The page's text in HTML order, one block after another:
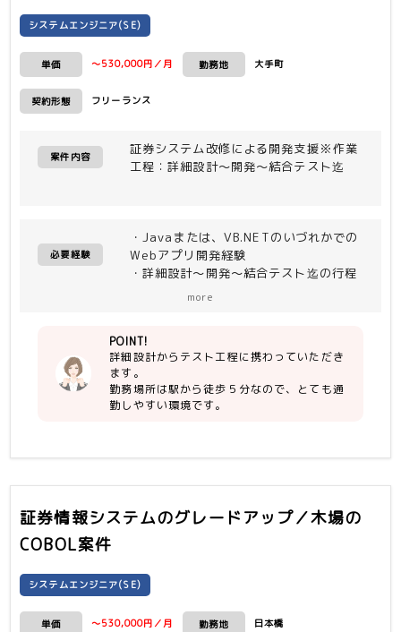
システムエンジニア(SE)
単価 ～530,000円／月 勤務地 大手町
契約形態 フリーランス
案件内容
証券システム改修による開発支援※作業
工程：詳細設計～開発～結合テスト迄
必要経験
・Javaまたは、VB.NETのいづれかでの
Webアプリ開発経験
・詳細設計～開発～結合テスト迄の行程
more
POINT!
詳細設計からテスト工程に携わっていただき
ます。
勤務場所は駅から徒歩５分なので、とても通
勤しやすい環境です。
証券情報システムのグレードアップ／木場の
COBOL案件
システムエンジニア(SE)
単価 ～530,000円／月 勤務地 日本橋